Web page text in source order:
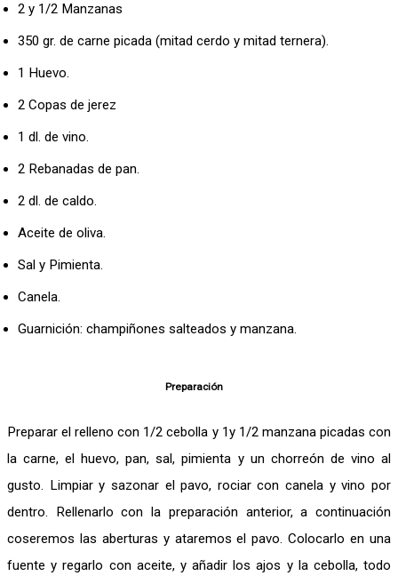
2 y 1/2 Manzanas
350 gr. de carne picada (mitad cerdo y mitad ternera).
1 Huevo.
2 Copas de jerez
1 dl. de vino.
2 Rebanadas de pan.
2 dl. de caldo.
Aceite de oliva.
Sal y Pimienta.
Canela.
Guarnición: champiñones salteados y manzana.
Preparación
Preparar el relleno con 1/2 cebolla y 1y 1/2 manzana picadas con
la carne, el huevo, pan, sal, pimienta y un chorreón de vino al
gusto. Limpiar y sazonar el pavo, rociar con canela y vino por
dentro. Rellenarlo con la preparación anterior, a continuación
coseremos las aberturas y ataremos el pavo. Colocarlo en una
fuente y regarlo con aceite, y añadir los ajos y la cebolla, todo